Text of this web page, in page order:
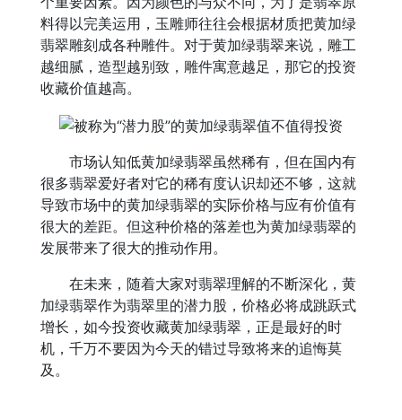
料得以完美运用，玉雕师往往会根据材质把黄加绿
翡翠雕刻成各种雕件。对于黄加绿翡翠来说，雕工
越细腻，造型越别致，雕件寓意越足，那它的投资
收藏价值越高。
市场认知低黄加绿翡翠虽然稀有，但在国内有
很多翡翠爱好者对它的稀有度认识却还不够，这就
导致市场中的黄加绿翡翠的实际价格与应有价值有
很大的差距。但这种价格的落差也为黄加绿翡翠的
发展带来了很大的推动作用。
在未来，随着大家对翡翠理解的不断深化，黄
加绿翡翠作为翡翠里的潜力股，价格必将成跳跃式
增长，如今投资收藏黄加绿翡翠，正是最好的时
机，千万不要因为今天的错过导致将来的追悔莫
及。